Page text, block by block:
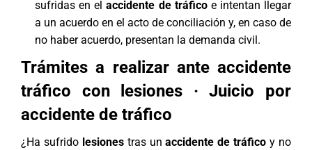
sufridas en elaccidente de tráficoe intentan llegar
a un acuerdo en el acto de conciliación y, en caso de
no haber acuerdo, presentan la demanda civil.
Trámites a realizar ante accidente
tráfico con lesiones ·Juicio por
accidente de tráfico
¿Ha sufrido lesionestras unaccidente de tráfico y no